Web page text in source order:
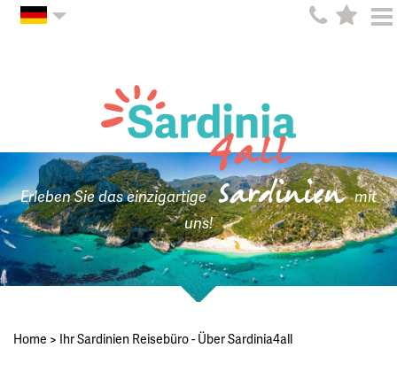
Erleben Sie das einzigartige Sardinien mit
uns!
Home > Ihr Sardinien Reisebüro - Über Sardinia4all